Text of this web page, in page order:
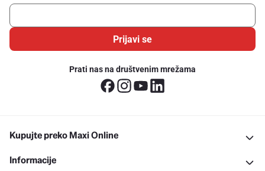
Prijavi se
Prati nas na društvenim mrežama
Kupujte preko Maxi Online
Informacije